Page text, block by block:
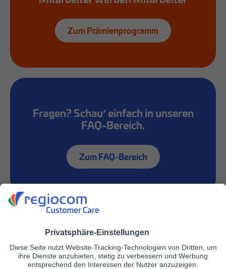
Zum Prämienprogramm
Fragen? Schau‘ einfach in unseren
FAQ-Bereich.
Zum FAQ-Bereich